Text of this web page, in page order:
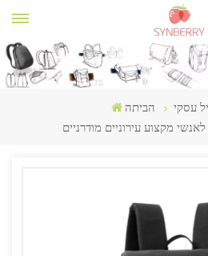
הביתה
עסקי
מקצוע עירוניים מודרניים